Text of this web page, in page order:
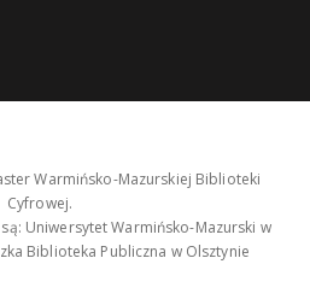
Warmińsko-Mazurskiej Biblioteki
Cyfrowej.
Uniwersytet Warmińsko-Mazurski w
Biblioteka Publiczna w Olsztynie